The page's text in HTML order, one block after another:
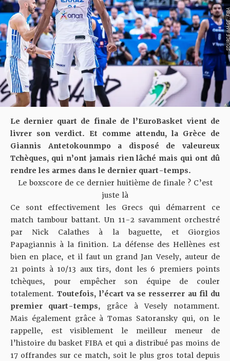
SOURCE
Le dernier quart de finale de l’EuroBasket vient de
livrer son verdict. Et comme attendu, la Grèce de
Giannis Antetokounmpo a disposé de valeureux
Tchèques, qui n’ont jamais rien lâché mais qui ont dû
rendre les armes dans le dernier quart-temps.
Le boxscore de ce dernier huitième de finale ? C’est
juste là
Ce sont effectivement les Grecs qui démarrent ce
match tambour battant. Un 11-2 savamment orchestré
par Nick Calathes à la baguette, et Giorgios
Papagiannis à la finition. La défense des Hellènes est
bien en place, et il faut un grand Jan Vesely, auteur de
21 points à 10/13 aux tirs, dont les 6 premiers points
tchèques, pour empêcher son équipe de couler
totalement.Toutefois, l’écart va se resserrer au fil du
premier quart-temps, grâce à Vesely notamment.
Mais également grâce à Tomas Satoransky qui, on le
rappelle, est visiblement le meilleur meneur de
l’histoire du basket FIBA et qui a distribué pas moins de
17 offrandes sur ce match, soit le plus gros total depuis